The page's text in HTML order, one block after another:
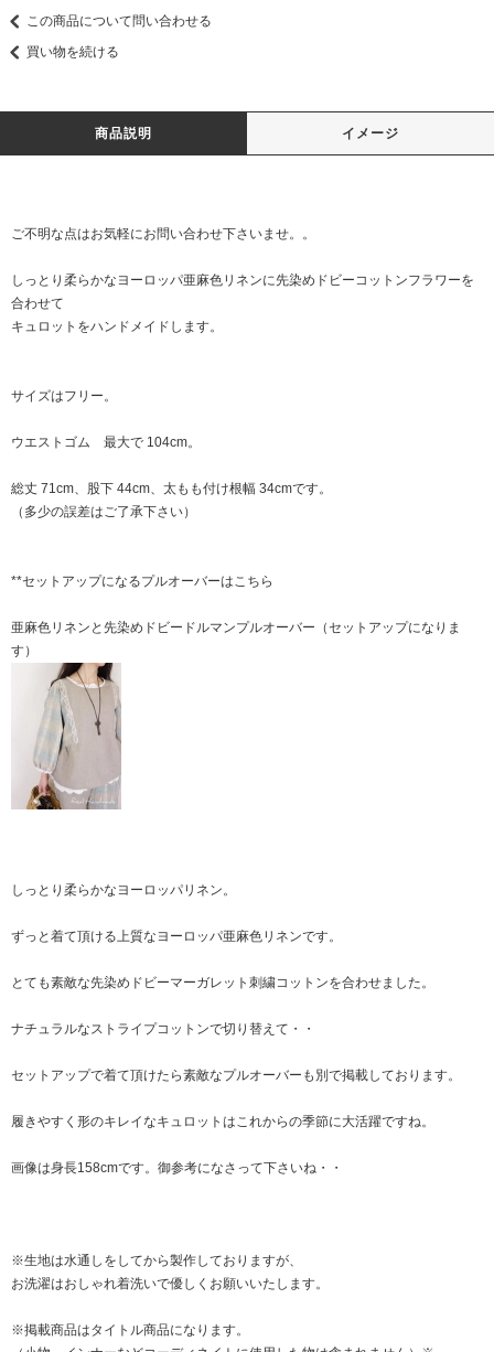
この商品について問い合わせる
買い物を続ける
商品説明 イメージ
ご不明な点はお気軽にお問い合わせ下さいませ。。
しっとり柔らかなヨーロッパ亜麻色リネンに先染めドビーコットンフラワーを
合わせて
キュロットをハンドメイドします。
サイズはフリー。
ウエストゴム 最大で 104cm。
総丈 71cm、股下 44cm、太もも付け根幅 34cmです。
（多少の誤差はご了承下さい）
**セットアップになるプルオーバーはこちら
亜麻色リネンと先染めドビードルマンプルオーバー（セットアップになりま
す）
しっとり柔らかなヨーロッパリネン。
ずっと着て頂ける上質なヨーロッパ亜麻色リネンです。
とても素敵な先染めドビーマーガレット刺繍コットンを合わせました。
ナチュラルなストライプコットンで切り替えて・・
セットアップで着て頂けたら素敵なプルオーバーも別で掲載しております。
履きやすく形のキレイなキュロットはこれからの季節に大活躍ですね。
画像は身長158cmです。御参考になさって下さいね・・
※生地は水通しをしてから製作しておりますが、
お洗濯はおしゃれ着洗いで優しくお願いいたします。
※掲載商品はタイトル商品になります。